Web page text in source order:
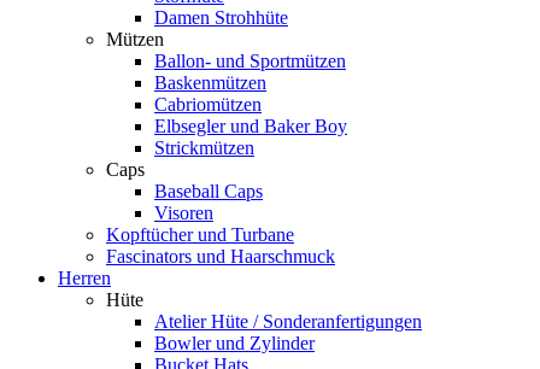
Damen Strohhüte
Mützen
Ballon- und Sportmützen
Baskenmützen
Cabriomützen
Elbsegler und Baker Boy
Strickmützen
Caps
Baseball Caps
Visoren
Kopftücher und Turbane
Fascinators und Haarschmuck
Herren
Hüte
Atelier Hüte / Sonderanfertigungen
Bowler und Zylinder
Bucket Hats